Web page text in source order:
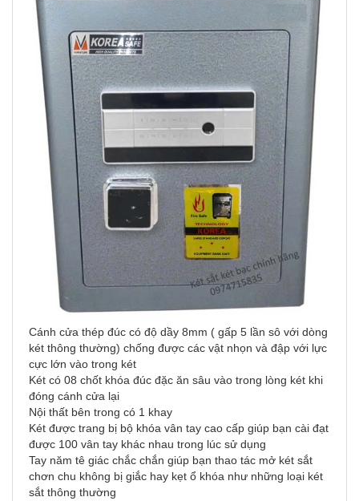
Cánh cửa thép đúc có độ dầy 8mm ( gấp 5 lần sô với dòng
két thông thường) chống được các vật nhọn và đập với lực
cực lớn vào trong két
Két có 08 chốt khóa đúc đặc ăn sâu vào trong lòng két khi
đóng cánh cửa lại
Nội thất bên trong có 1 khay
Két được trang bị bộ khóa vân tay cao cấp giúp bạn cài đạt
được 100 vân tay khác nhau trong lúc sử dụng
Tay năm tê giác chắc chắn giúp bạn thao tác mở két sắt
chơn chu không bị giắc hay kẹt ổ khóa như những loại két
sắt thông thường